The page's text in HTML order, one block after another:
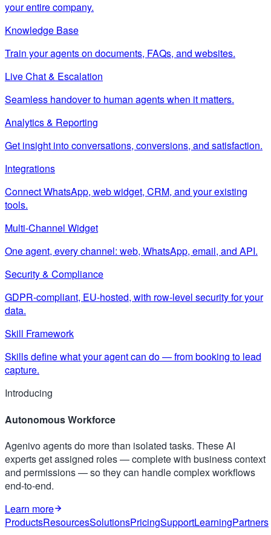
your entire company.
Knowledge Base
Train your agents on documents, FAQs, and websites.
Live Chat & Escalation
Seamless handover to human agents when it matters.
Analytics & Reporting
Get insight into conversations, conversions, and satisfaction.
Integrations
Connect WhatsApp, web widget, CRM, and your existing
tools.
Multi-Channel Widget
One agent, every channel: web, WhatsApp, email, and API.
Security & Compliance
GDPR-compliant, EU-hosted, with row-level security for your
data.
Skill Framework
Skills define what your agent can do — from booking to lead
capture.
Introducing
Autonomous Workforce
Agenivo agents do more than isolated tasks. These AI
experts get assigned roles — complete with business context
and permissions — so they can handle complex workflows
end-to-end.
Learn more
ProductsResourcesSolutionsPricingSupportLearningPartners